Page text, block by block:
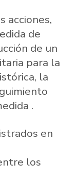
acciones,
de
de un
para la
la
.
en
los